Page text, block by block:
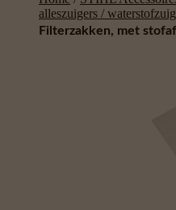
alleszuigers /
Filterzakken, met